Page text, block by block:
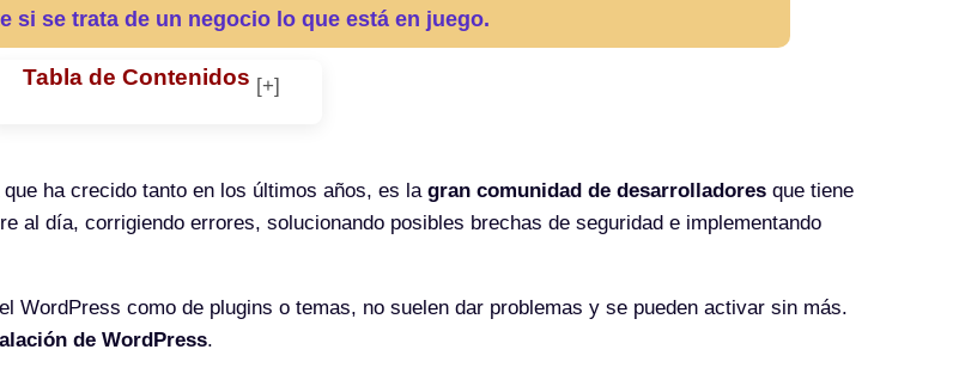
si se trata de un negocio lo que está en juego.
Tabla de Contenidos
ha crecido tanto en los últimos años, es la gran comunidad de desarrolladores que tiene
al día, corrigiendo errores, solucionando posibles brechas de seguridad e implementando
WordPress como de plugins o temas, no suelen dar problemas y se pueden activar sin más.
de WordPress.